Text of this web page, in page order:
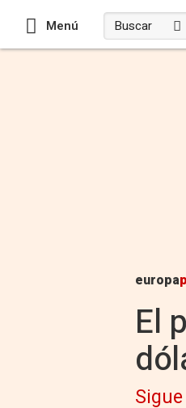
Menú
europa
El